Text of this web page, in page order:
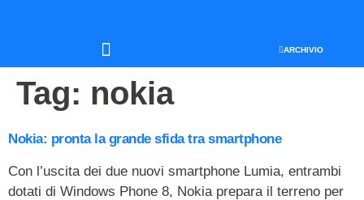
ARCHIVIO
Tag: nokia
Nokia: pronta la grande sfida tra smartphone
Con l’uscita dei due nuovi smartphone Lumia, entrambi
dotati di Windows Phone 8, Nokia prepara il terreno per